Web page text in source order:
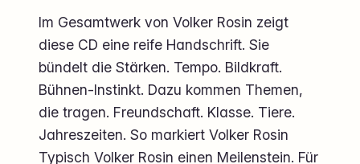
Im Gesamtwerk von Volker Rosin zeigt
diese CD eine reife Handschrift. Sie
bündelt die Stärken. Tempo. Bildkraft.
Bühnen-Instinkt. Dazu kommen Themen,
die tragen. Freundschaft. Klasse. Tiere.
Jahreszeiten. So markiert Volker Rosin
Typisch Volker Rosin einen Meilenstein. Für